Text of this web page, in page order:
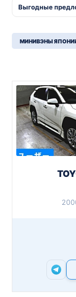
МИНИВЭНЫ